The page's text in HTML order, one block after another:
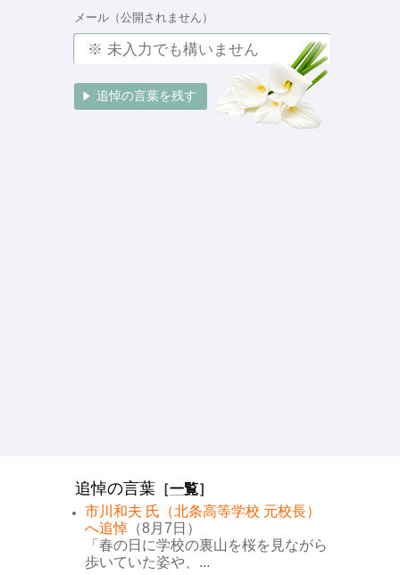
メール（公開されません）
追悼の言葉 ［一覧］
市川和夫 氏（北条高等学校 元校長）
へ追悼 （8月7日）
「春の日に学校の裏山を桜を見ながら
歩いていた姿や、...